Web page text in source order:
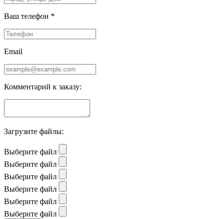
Ваш телефон *
Email
Комментарий к заказу:
Загрузите файлы:
Выберите файл
Выберите файл
Выберите файл
Выберите файл
Выберите файл
Выберите файл